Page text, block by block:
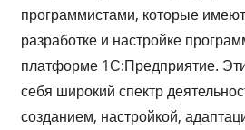
программистами, которые
разработке и настройке
платформе 1С:Предприятие.
себя широкий спектр
созданием, настройкой,